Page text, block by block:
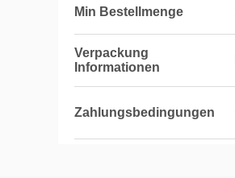
Min Bestellmenge
Verpackung
Informationen
Zahlungsbedingungen